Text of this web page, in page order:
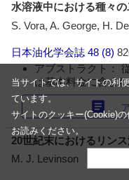
水溶液中における種々
S. Vora, A. George, H.
日本油化学会誌 48 (8)
アブストラクト：
は基本料金に含ま
article
20世紀末におけるリン
M. J. Levinson
当サイトでは、サイトの利
ています。
サイトのクッキー(Cookie)
お読みください。